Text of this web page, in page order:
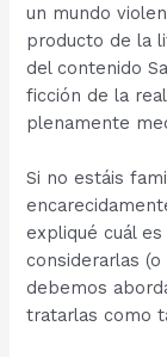
un mundo
producto de la
del contenido
ficción de la
plenamente
Si no estáis
expliqué cuál
considerarlas
debemos
tratarlas como